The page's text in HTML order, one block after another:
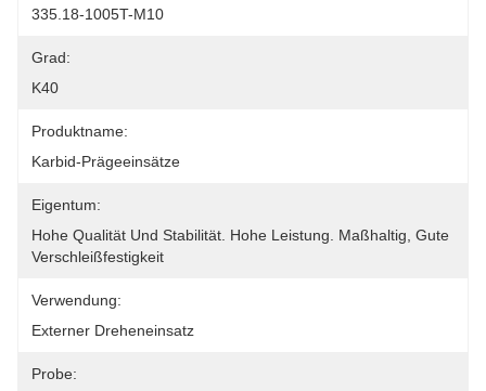
335.18-1005T-M10
Grad:
K40
Produktname:
Karbid-Prägeeinsätze
Eigentum:
Hohe Qualität Und Stabilität. Hohe Leistung. Maßhaltig, Gute
Verschleißfestigkeit
Verwendung:
Externer Dreheneinsatz
Probe: